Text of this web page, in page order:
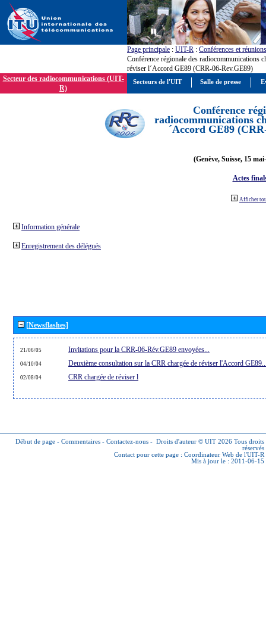
Page principale : UIT-R : Conférences et réunions
Conférence régionale des radiocommunications
réviser l´Accord GE89 (CRR-06-Rev.GE89)
Secteur des radiocommunications (UIT-
R)
Conférence
radiocommunications
´Accord GE89
(Genève, Suisse, 15
Actes
Afficher
Information générale
Enregistrement des délégués
[Newsflashes]
21/06/05 Invitations pour la CRR-06-Rév.GE89 envoyées...
04/10/04 Deuxième consultation sur la CRR chargée de réviser l'Accord
02/08/04 CRR chargée de réviser l
Début de page - Commentaires - Contactez-nous - Droits d'auteur © UIT 2026 Tous droits
réservés
Contact pour cette page : Coordinateur Web de l'UIT-R
Mis à jour le : 2011-06-15
Secteurs de l'UIT Salle de presse